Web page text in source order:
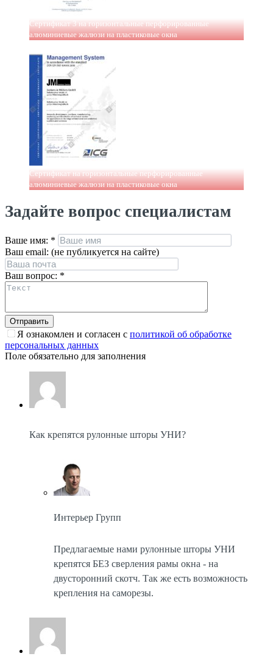
Сертификат 3 на горизонтальные перфорированные
алюминиевые жалюзи на пластиковые окна
Сертификат на горизонтальные перфорированные
алюминиевые жалюзи на пластиковые окна
Задайте вопрос специалистам
Ваше имя: *
Ваш email: (не публикуется на сайте)
Ваш вопрос: *
Я ознакомлен и согласен с политикой об обработке
персональных данных
Поле обязательно для заполнения
Как крепятся рулонные шторы УНИ?
Интерьер Групп
Предлагаемые нами рулонные шторы УНИ
крепятся БЕЗ сверления рамы окна - на
двусторонний скотч. Так же есть возможность
крепления на саморезы.